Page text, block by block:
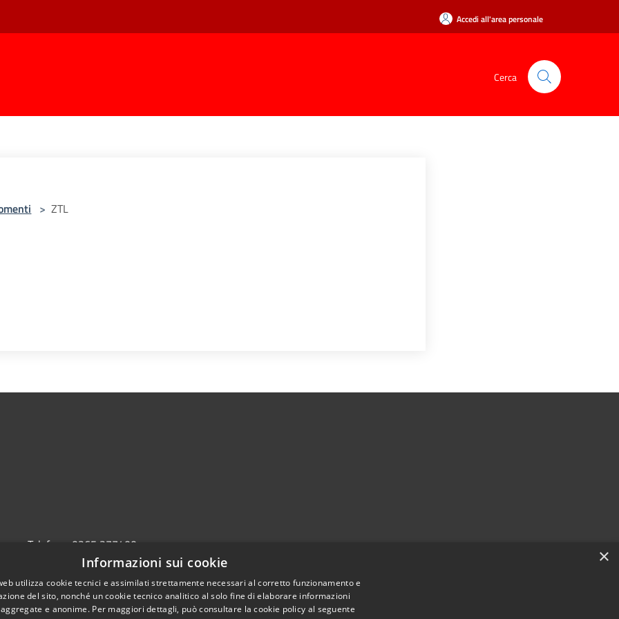
Accedi all'area personale
Cerca
> ZTL
Telefono: 0365 377400
sito Copyright © 2026 • Comune di Gavardo • Powered by
×
Informazioni sui cookie
utilizza cookie tecnici e assimilati strettamente necessari al corretto funzionamento e
del sito, nonché un cookie tecnico analitico al solo fine di elaborare informazioni
e anonime. Per maggiori dettagli, può consultare la cookie policy al seguente